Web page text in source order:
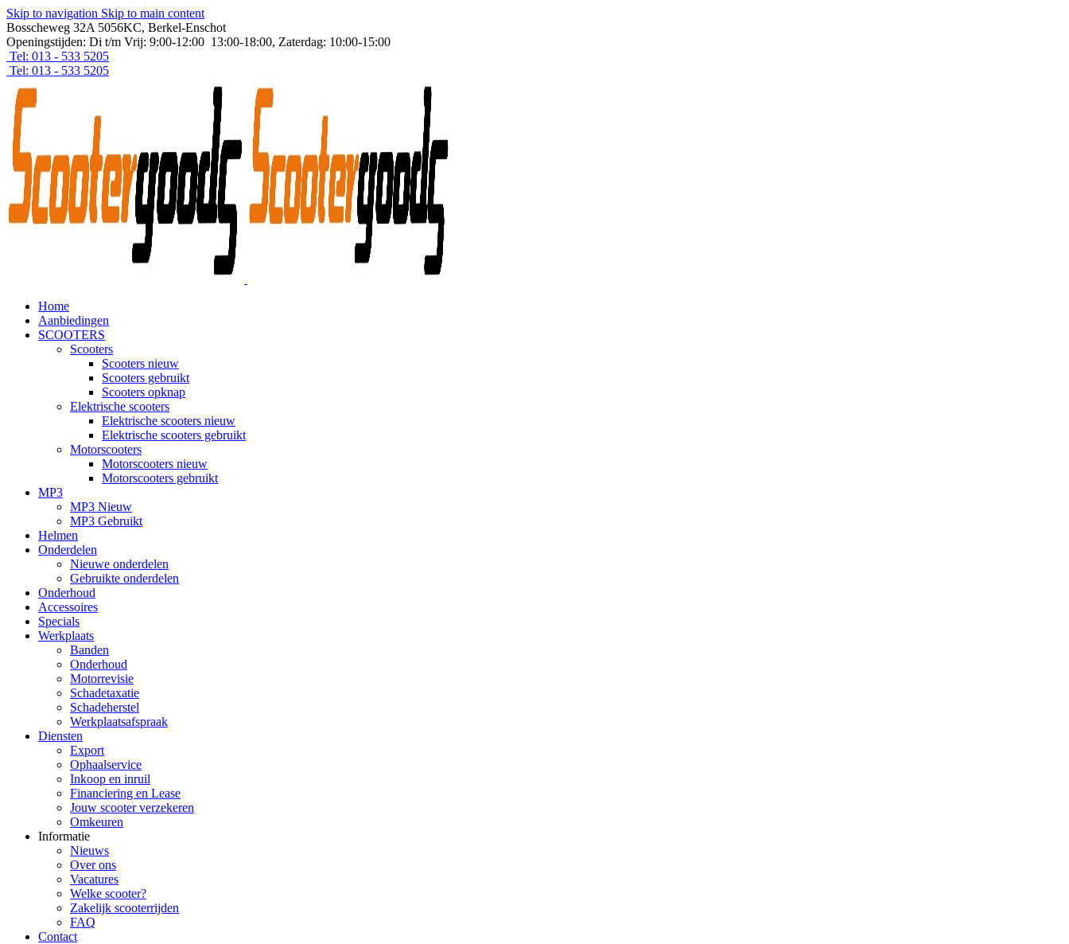
Skip to navigation Skip to main content
Bosscheweg 32A 5056KC, Berkel-Enschot
Openingstijden: Di t/m Vrij: 9:00-12:00 13:00-18:00, Zaterdag: 10:00-15:00
Tel: 013 - 533 5205
Tel: 013 - 533 5205
Home
Aanbiedingen
SCOOTERS
Scooters
Scooters nieuw
Scooters gebruikt
Scooters opknap
Elektrische scooters
Elektrische scooters nieuw
Elektrische scooters gebruikt
Motorscooters
Motorscooters nieuw
Motorscooters gebruikt
MP3
MP3 Nieuw
MP3 Gebruikt
Helmen
Onderdelen
Nieuwe onderdelen
Gebruikte onderdelen
Onderhoud
Accessoires
Specials
Werkplaats
Banden
Onderhoud
Motorrevisie
Schadetaxatie
Schadeherstel
Werkplaatsafspraak
Diensten
Export
Ophaalservice
Inkoop en inruil
Financiering en Lease
Jouw scooter verzekeren
Omkeuren
Informatie
Nieuws
Over ons
Vacatures
Welke scooter?
Zakelijk scooterrijden
FAQ
Contact